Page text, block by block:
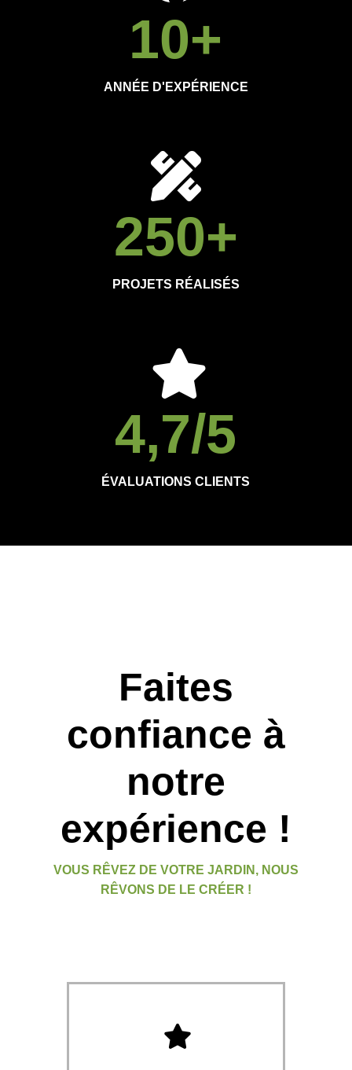
10+
ANNÉE D'EXPÉRIENCE
250+
PROJETS RÉALISÉS
4,7/5
ÉVALUATIONS CLIENTS
Faites
confiance à
notre
expérience !
VOUS RÊVEZ DE VOTRE JARDIN, NOUS
RÊVONS DE LE CRÉER !